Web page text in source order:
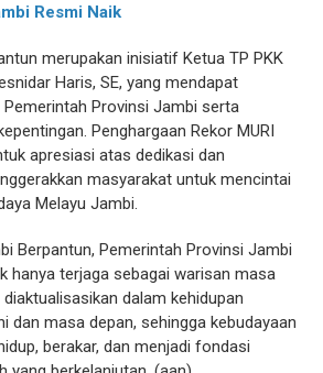
Resmi Naik
merupakan inisiatif Ketua TP PKK
Haris, SE, yang mendapat
Pemerintah Provinsi Jambi serta
Penghargaan Rekor MURI
apresiasi atas dedikasi dan
masyarakat untuk mencintai
Melayu Jambi.
Berpantun, Pemerintah Provinsi Jambi
hanya terjaga sebagai warisan masa
dalam kehidupan
dan masa depan, sehingga kebudayaan
berakar, dan menjadi fondasi